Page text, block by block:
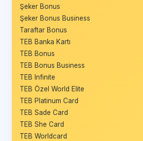
Şeker Bonus
Şeker Bonus Business
Taraftar Bonus
TEB Banka Kartı
TEB Bonus
TEB Bonus Business
TEB Infinite
TEB Özel World Elite
TEB Platinum Card
TEB Sade Card
TEB She Card
TEB Worldcard